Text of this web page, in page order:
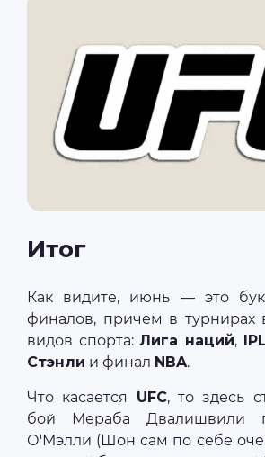
Итог
Как видите, июнь — это
финалов, причем в турнирах
видов спорта:Лига наций, IPL
Стэнли и финал NBA.
Что касается UFC, то здесь
бой Мераба Двалишвили
О'Мэлли (Шон сам по себе